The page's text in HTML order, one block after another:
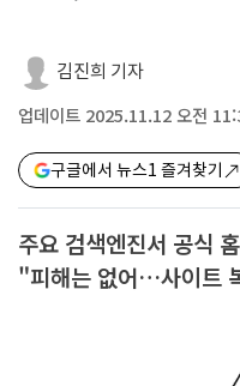
김진희 기자
업데이트 2025.11.12 오전
구글에서 뉴스1 즐겨찾기
주요 검색엔진서 공식
"피해는 없어…사이트